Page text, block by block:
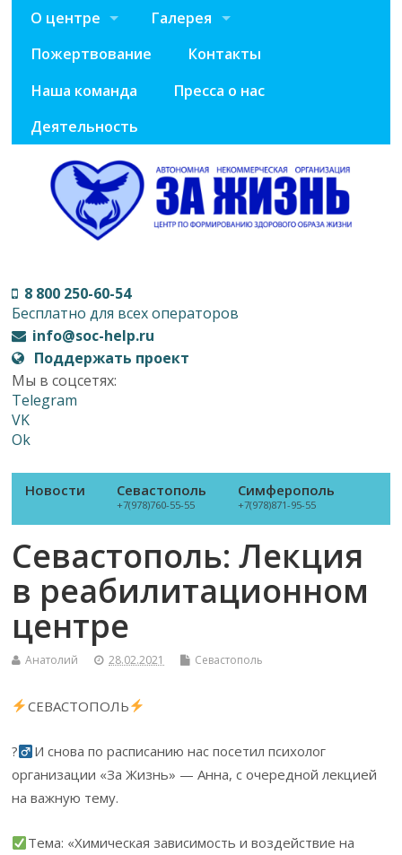
О центре
Галерея
Пожертвование
Контакты
Наша команда
Пресса о нас
Деятельность
8 800 250-60-54
Бесплатно для всех операторов
info@soc-help.ru
Поддержать проект
Мы в соцсетях:
Telegram
VK
Ok
Новости Севастополь
+7(978)760-55-55
Симферополь
+7(978)871-95-55
Севастополь: Лекция
в реабилитационном
центре
Анатолий 28.02.2021 Севастополь
СЕВАСТОПОЛЬ
?‍
И снова по расписанию нас посетил психолог
организации «За Жизнь» — Анна, с очередной лекцией
на важную тему.
Тема: «Химическая зависимость и воздействие на